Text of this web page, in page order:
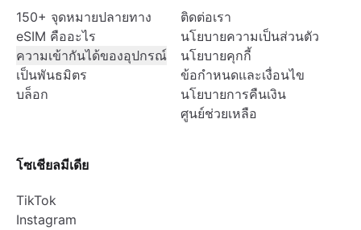
150+ จุดหมายปลายทาง
eSIM คืออะไร
ความเข้ากันได้ของอุปกรณ์
เป็นพันธมิตร
บล็อก
ติดต่อเรา
นโยบายความเป็นส่วนตัว
นโยบายคุกกี้
ข้อกำหนดและเงื่อนไข
นโยบายการคืนเงิน
ศูนย์ช่วยเหลือ
โซเชียลมีเดีย
TikTok
Instagram